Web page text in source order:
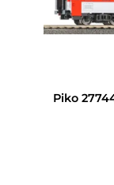
Piko